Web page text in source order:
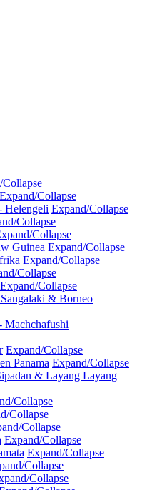
Expand/Collapse
Helengeli Expand/Collapse
Collapse
Collapse
Guinea Expand/Collapse
Expand/Collapse
Collapse
Expand/Collapse
& Borneo
Machchafushi
Expand/Collapse
Panama Expand/Collapse
& Layang Layang
Collapse
Collapse
Collapse
Expand/Collapse
Expand/Collapse
Collapse
Collapse